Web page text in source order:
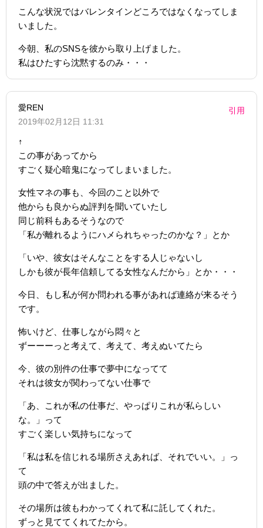
こんな状況ではバレンタインどころではなくなってしま
いました。
今朝、私のSNSを彼から取り上げました。
私はひたすら沈黙するのみ・・・
愛REN
2019年02月12日 11:31
引用
↑
この事があってから
すごく疑心暗鬼になってしまいました。
女性マネの事も、今回のこと以外で
他からも良からぬ評判を聞いていたし
同じ前科もあるそうなので
「私が離れるようにハメられちゃったのかな？」とか
「いや、彼女はそんなことをする人じゃないし
しかも彼が長年信頼してる女性なんだから」とか・・・
今日、もし私が何か問われる事があれば連絡が来るそう
です。
怖いけど、仕事しながら悶々と
ずーーーっと考えて、考えて、考えぬいてたら
今、彼の別件の仕事で夢中になってて
それは彼女が関わってない仕事で
「あ、これが私の仕事だ、やっぱりこれが私らしい
な。」って
すごく楽しい気持ちになって
「私は私を信じれる場所さえあれば、それでいい。」っ
て
頭の中で答えが出ました。
その場所は彼もわかってくれて私に託してくれた。
ずっと見ててくれてたから。